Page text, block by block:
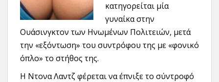
κατηγορείται μία
γυναίκα στην
Ουάσινγκτον των Ηνωμένων Πολιτειών, μετά
την «εξόντωση» του συντρόφου της με «φονικό
όπλο» το στήθος της.
Η Ντονα Λαντζ φέρεται να έπνιξε το σύντροφό